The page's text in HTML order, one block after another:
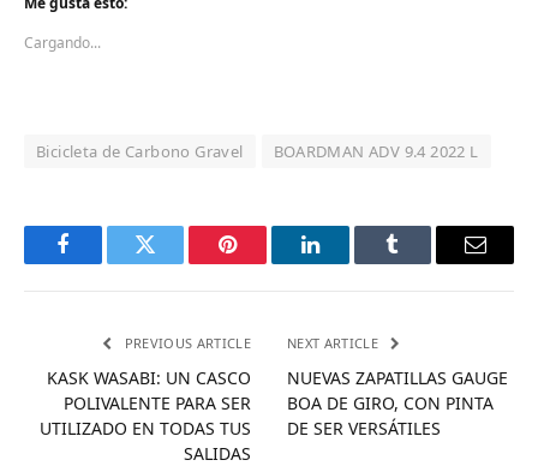
Cargando...
Bicicleta de Carbono Gravel BOARDMAN ADV 9.4 2022 L
FacebookTwitter Pinterest LinkedInTumblr Email
PREVIOUS ARTICLE
KASK WASABI: UN CASCO
POLIVALENTE PARA SER
UTILIZADO EN TODAS TUS
SALIDAS
NEXT ARTICLE
NUEVAS ZAPATILLAS GAUGE
BOA DE GIRO, CON PINTA
DE SER VERSÁTILES